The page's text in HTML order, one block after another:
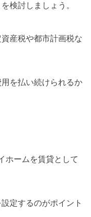
検討しましょう。
産税や都市計画税な
を払い続けられるか
ホームを賃貸として
定するのがポイント